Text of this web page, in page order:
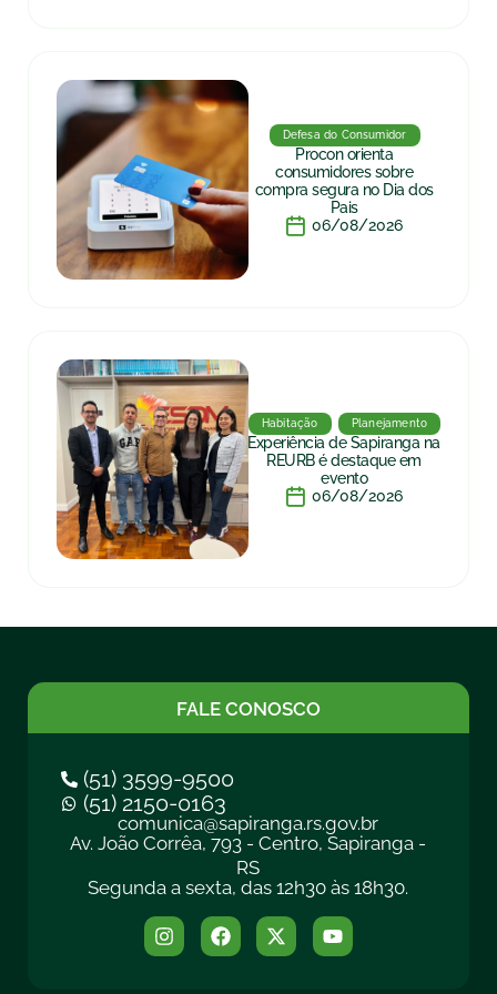
Defesa do Consumidor
Procon orienta
consumidores sobre
compra segura no Dia dos
Pais
06/08/2026
Habitação Planejamento
Experiência de Sapiranga na
REURB é destaque em
evento
06/08/2026
FALE CONOSCO
(51) 3599-9500
(51) 2150-0163
comunica@sapiranga.rs.gov.br
Av. João Corrêa, 793 - Centro, Sapiranga -
RS
Segunda a sexta, das 12h30 às 18h30.